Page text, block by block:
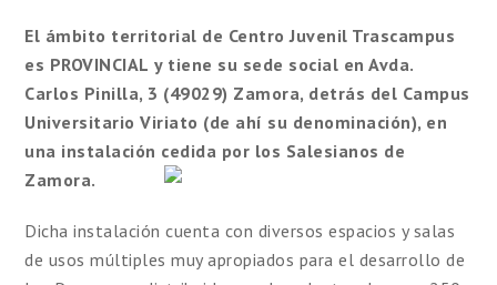
El ámbito territorial de Centro Juvenil Trascampus
es PROVINCIAL y tiene su sede social enAvda.
Carlos Pinilla, 3 (49029) Zamora, detrás del Campus
UniversitarioViriato (de ahí su denominación), en
una instalación cedida por los Salesianos de
Zamora.
Dicha instalación cuenta con diversos espacios y salas
de usos múltiples muy apropiados para el desarrollo de